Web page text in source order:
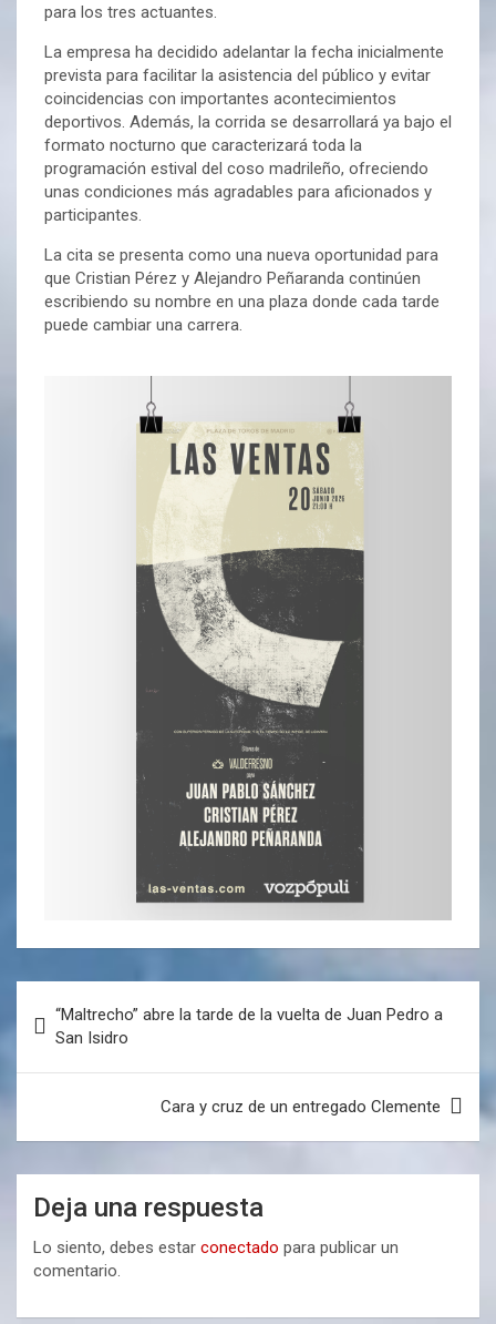
para los tres actuantes.
La empresa ha decidido adelantar la fecha inicialmente
prevista para facilitar la asistencia del público y evitar
coincidencias con importantes acontecimientos
deportivos. Además, la corrida se desarrollará ya bajo el
formato nocturno que caracterizará toda la
programación estival del coso madrileño, ofreciendo
unas condiciones más agradables para aficionados y
participantes.
La cita se presenta como una nueva oportunidad para
que Cristian Pérez y Alejandro Peñaranda continúen
escribiendo su nombre en una plaza donde cada tarde
puede cambiar una carrera.
“Maltrecho” abre la tarde de la vuelta de Juan Pedro a
San Isidro
Cara y cruz de un entregado Clemente
Deja una respuesta
Lo siento, debes estar conectado para publicar un
comentario.